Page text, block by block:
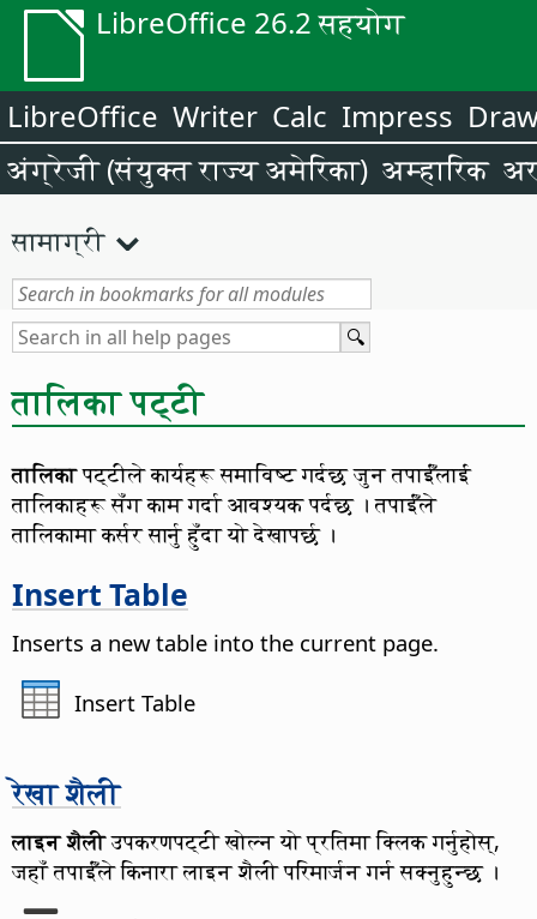
LibreOffice 26.2 सहयोग
LibreOffice Writer Calc Impress
अंग्रेजी (संयुक्त राज्य अमेरिका) अम्हारिक
सामाग्री
तालिका पट्टी
तालिकापट्टीले कार्यहरू समाविष्ट गर्दछ जुन तपाईँलाई
तालिकाहरू सँग काम गर्दा आवश्यक पर्दछ । तपाईँले
तालिकामा कर्सर सार्नु हुँदा यो देखापर्छ ।
Insert Table
Inserts a new table into the current page.
Insert Table
रेखा शैली
लाइन शैलीउपकरणपट्टी खोल्न यो प्रतिमा क्लिक गर्नुहोस्,
जहाँ तपाईँले किनारा लाइन शैली परिमार्जन गर्न सक्नुहुन्छ ।